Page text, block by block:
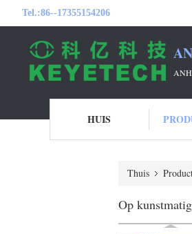
Tel.:86--17355154206
HUIS
Thuis
Op